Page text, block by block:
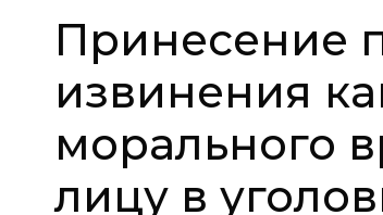
Принесение
извинения
морального
лицу в